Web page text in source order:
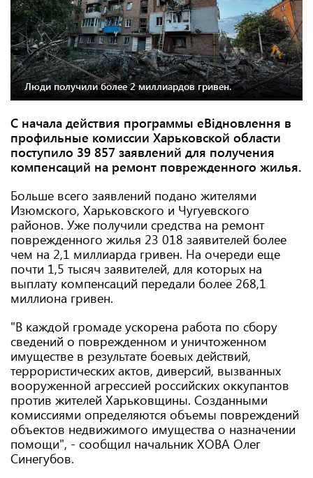
Люди получили более 2 миллиардов гривен.
С начала действия программы еВідновлення в
профильные комиссии Харьковской области
поступило 39 857 заявлений для получения
компенсаций на ремонт поврежденного жилья.
Больше всего заявлений подано жителями
Изюмского, Харьковского и Чугуевского
районов. Уже получили средства на ремонт
поврежденного жилья 23 018 заявителей более
чем на 2,1 миллиарда гривен. На очереди еще
почти 1,5 тысяч заявителей, для которых на
выплату компенсаций передали более 268,1
миллиона гривен.
"В каждой громаде ускорена работа по сбору
сведений о поврежденном и уничтоженном
имуществе в результате боевых действий,
террористических актов, диверсий, вызванных
вооруженной агрессией российских оккупантов
против жителей Харьковщины. Созданными
комиссиями определяются объемы повреждений
объектов недвижимого имущества о назначении
помощи", - сообщил начальник ХОВА Олег
Синегубов.